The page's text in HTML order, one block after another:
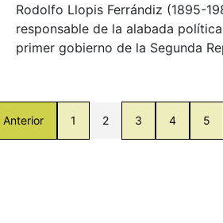
Rodolfo Llopis Ferrándiz (1895-
responsable de la alabada
primer gobierno de la Segunda
Anterior 1 2 3 4 5